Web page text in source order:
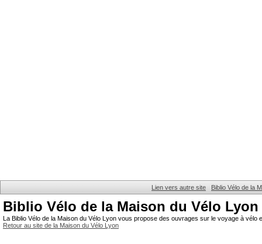
Lien vers autre site Biblio Vélo de la
Biblio Vélo de la Maison du Vélo Lyon
La Biblio Vélo de la Maison du Vélo Lyon vous propose des ouvrages sur le voyage à
Retour au site de la Maison du Vélo Lyon